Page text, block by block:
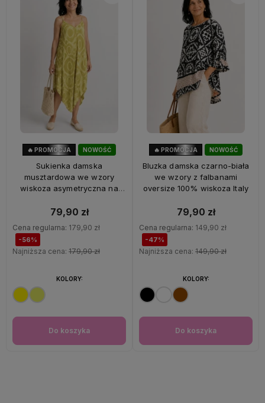
NOWOŚĆ
🔥 PROMOCJA
Sukienka damska
musztardowa we wzory
wiskoza asymetryczna na
79,90 zł
Cena regularna: 179,90 zł
-56%
Najniższa cena: 179,90 zł
Do koszyka
KOLORY:
NOWOŚĆ
🔥 PROMOCJA
Bluzka damska czarno-biała
we wzory z falbanami
oversize 100% wiskoza Italy
79,90 zł
Cena regularna: 149,90 zł
-47%
Najniższa cena: 149,90 zł
Do koszyka
KOLORY: